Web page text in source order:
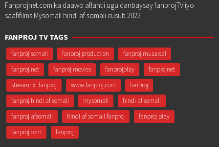
Fanprojnet.com ka daawo aflantii ugu danbaysay fanprojTV iyo
saafifilms Mysomali hindi af somali cusub 2022
FANPROJ TV TAGS
fanproj somali fanproj production
fanproj musalsal
fanproj.net
fanproj movies fanprojplay
fanprojnet
streamnxt fanproj
www.fanproj.com
fanbroj
fanproj hindi af somali
mysomali
hindi af somali
fanproj afsomali
hindi af somali fanproj
fanproj play
fanproj.com
fanproj